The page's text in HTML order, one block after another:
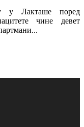
у Лакташе поред
чине девет